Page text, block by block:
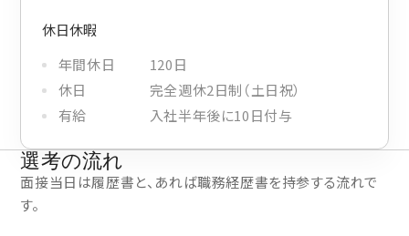
休日休暇
年間休日
120日
休日
完全週休2日制（土日祝）
有給
入社半年後に10日付与
選考の流れ
面接当日は履歴書と、あれば職務経歴書を持参する流れで
す。